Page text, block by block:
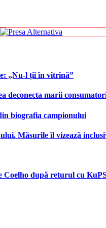
„Nu-l ții în vitrină”
deconecta marii
biografia campionului
Măsurile îl vizează
Coelho după returul cu